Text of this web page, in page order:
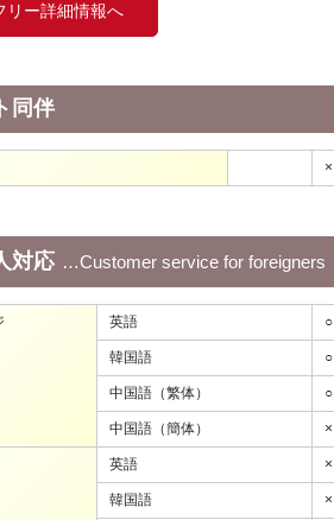
リー詳細情報へ
同伴
×
対応 Customer service for foreigners
英語 ○
韓国語 ○
中国語（繁体） ○
中国語（簡体） ×
英語 ×
韓国語 ×